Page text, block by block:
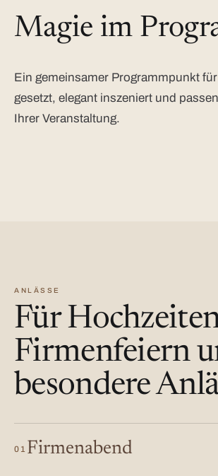
Magie im
Ein gemeinsamer Programmpunkt
gesetzt, elegant inszeniert und
Ihrer Veranstaltung.
ANLÄSSE
Für
Firmenfeiern
besondere
01 Firmenabend